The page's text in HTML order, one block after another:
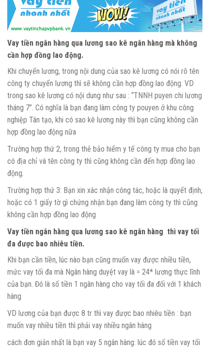
Vay tiền ngân hàng qua lương sao kê ngân hàng mà không
cần hợp đồng lao động.
Khi chuyển lương, trong nội dung của sao kê lương có nói rõ tên
công ty chuyển lương thì sẽ không cần hợp đồng lao động. VD
trong sao kê lương có nội dung như sau : “TNNH puyen chi lương
tháng 7”. Có nghĩa là bạn đang làm công ty pouyen ở khu công
nghiệp Tân tạo, khi có sao kê lương này thì bạn cũng không cần
hợp đồng lao động nữa
Trường hợp thứ 2, trong thẻ bảo hiểm y tế công ty mua cho bạn
có địa chỉ và tên công ty thì cũng không cần đến hợp đồng lao
động.
Trường hợp thứ 3: Bạn xin xác nhận công tác, hoặc là quyết định,
hoặc có 1 giấy tờ gì chứng nhận bạn đang làm công ty thì cũng
không cần hợp đồng lao động
Vay tiền ngân hàng qua lương sao kê ngân hàng thì vay tối
đa được bao nhiêu tiền.
Khi bạn cần tiền, lúc nào bạn cũng muốn vay được nhiều tiền,
mức vay tối đa mà Ngân hàng duyệt vay là = 24* lương thực lĩnh
của bạn. Đó là số tiền 1 ngân hàng cho vay tối đa đối với 1 khách
hàng
VD lương của bạn được 8 tr thì vay được bao nhiêu tiền : bạn
muốn vay nhiều tiền thì phải vay nhiều ngân hàng
cách đơn giản nhất là bạn vay 5 ngân hàng: lúc đó số tiền vay tối